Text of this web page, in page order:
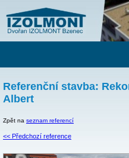
Referenční stavba:
Albert
Zpět na seznam referencí
<< Předchozí reference